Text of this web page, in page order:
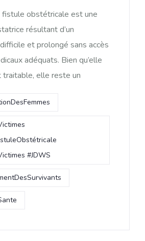
fistule obstétricale est une
résultant d’un
et prolongé sans accès
adéquats. Bien qu’elle
elle reste un
#JDWS